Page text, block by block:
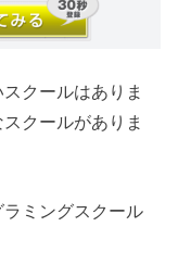
クールはありま
クールがありま
ミングスクール